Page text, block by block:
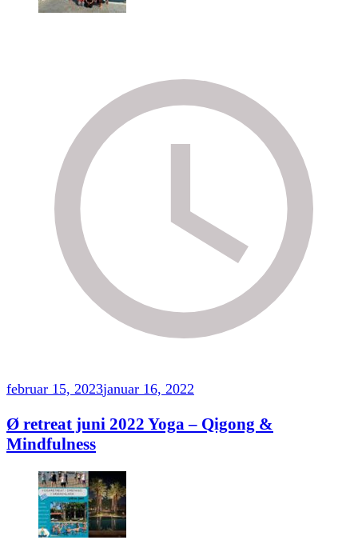
februar 15, 2023januar 16, 2022
Ø retreat juni 2022 Yoga – Qigong &
Mindfulness